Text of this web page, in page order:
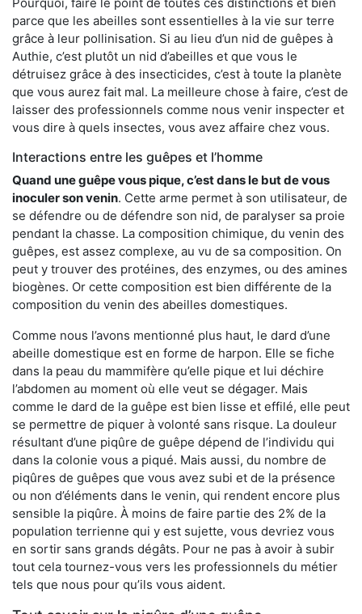
parce que les abeilles sont essentielles à la vie sur terre
grâce à leur pollinisation. Si au lieu d’un nid de guêpes à
Authie, c’est plutôt un nid d’abeilles et que vous le
détruisez grâce à des insecticides, c’est à toute la planète
que vous aurez fait mal. La meilleure chose à faire, c’est de
laisser des professionnels comme nous venir inspecter et
vous dire à quels insectes, vous avez affaire chez vous.
Interactions entre les guêpes et l’homme
Quand une guêpe vous pique, c’est dans le but de vous
inoculer son venin. Cette arme permet à son utilisateur, de
se défendre ou de défendre son nid, de paralyser sa proie
pendant la chasse. La composition chimique, du venin des
guêpes, est assez complexe, au vu de sa composition. On
peut y trouver des protéines, des enzymes, ou des amines
biogènes. Or cette composition est bien différente de la
composition du venin des abeilles domestiques.
Comme nous l’avons mentionné plus haut, le dard d’une
abeille domestique est en forme de harpon. Elle se fiche
dans la peau du mammifère qu’elle pique et lui déchire
l’abdomen au moment où elle veut se dégager. Mais
comme le dard de la guêpe est bien lisse et effilé, elle peut
se permettre de piquer à volonté sans risque. La douleur
résultant d’une piqûre de guêpe dépend de l’individu qui
dans la colonie vous a piqué. Mais aussi, du nombre de
piqûres de guêpes que vous avez subi et de la présence
ou non d’éléments dans le venin, qui rendent encore plus
sensible la piqûre. À moins de faire partie des 2% de la
population terrienne qui y est sujette, vous devriez vous
en sortir sans grands dégâts. Pour ne pas à avoir à subir
tout cela tournez-vous vers les professionnels du métier
tels que nous pour qu’ils vous aident.